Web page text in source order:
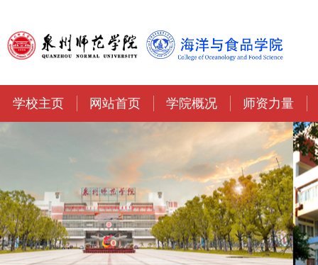
学校主页 网站首页 学院概况 师资力量